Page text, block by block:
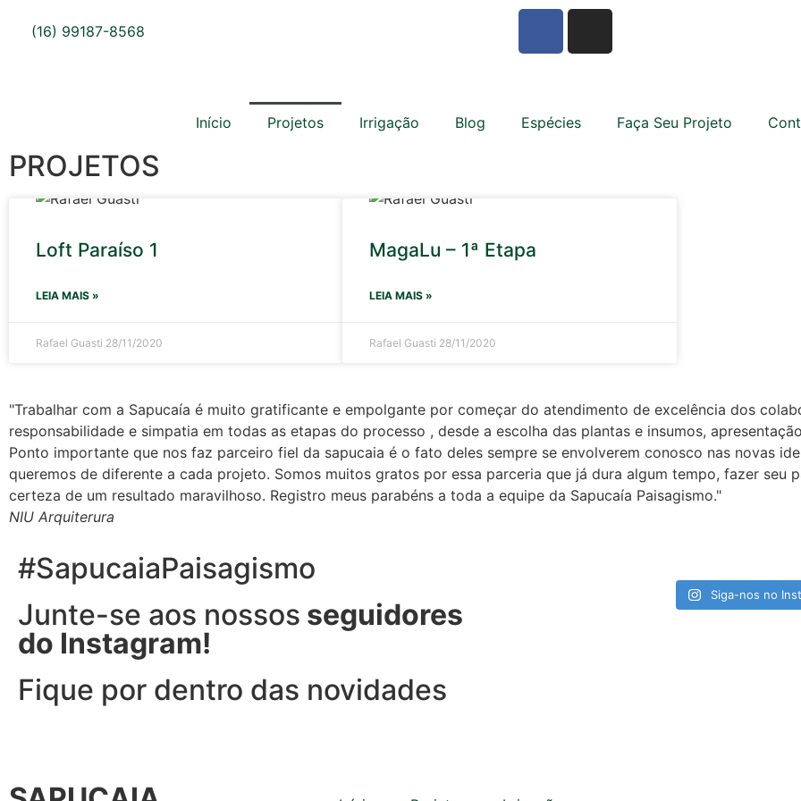
(16) 99187-8568
Início Projetos Irrigação Blog Espécies Faça Seu Projeto
PROJETOS
Loft Paraíso 1
LEIA MAIS »
Rafael Guasti 28/11/2020
MagaLu – 1ª Etapa
LEIA MAIS »
Rafael Guasti 28/11/2020
"Trabalhar com a Sapucaía é muito gratificante e empolgante por começar do atendimento de excelência dos
responsabilidade e simpatia em todas as etapas do processo , desde a escolha das plantas e insumos,
Ponto importante que nos faz parceiro fiel da sapucaia é o fato deles sempre se envolverem conosco nas novas
queremos de diferente a cada projeto. Somos muitos gratos por essa parceria que já dura algum tempo, fazer seu
certeza de um resultado maravilhoso. Registro meus parabéns a toda a equipe da Sapucaía Paisagismo."
NIU Arquiterura
#SapucaiaPaisagismo
Junte-se aos nossos seguidores
do Instagram!
Fique por dentro das novidades
Siga-nos no